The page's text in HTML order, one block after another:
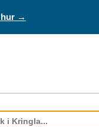
hur →